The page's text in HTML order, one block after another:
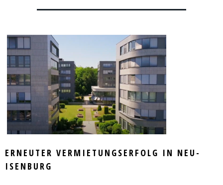
ERNEUTER VERMIETUNGSERFOLG IN NEU-
ISENBURG